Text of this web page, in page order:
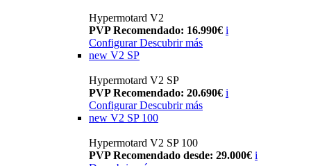
Hypermotard V2
PVP Recomendado: 16.990€ i
Configurar Descubrir más
new V2 SP
Hypermotard V2 SP
PVP Recomendado: 20.690€ i
Configurar Descubrir más
new V2 SP 100
Hypermotard V2 SP 100
PVP Recomendado desde: 29.000€ i